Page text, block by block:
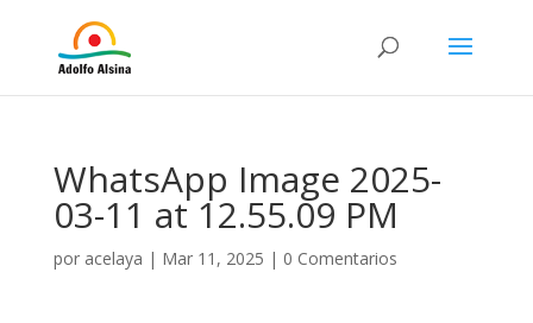
WhatsApp Image 2025-
03-11 at 12.55.09 PM
por acelaya | Mar 11, 2025 | 0 Comentarios